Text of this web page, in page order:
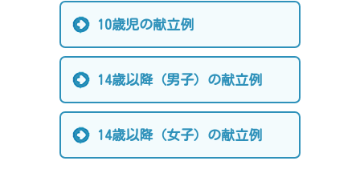
10歳児の献立例
14歳以降（男子）の献立例
14歳以降（女子）の献立例